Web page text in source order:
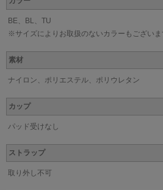
BE、BL、TU
※サイズによりお取扱のないカラーもございま
素材
ナイロン、ポリエステル、ポリウレタン
カップ
パッド受けなし
ストラップ
取り外し不可